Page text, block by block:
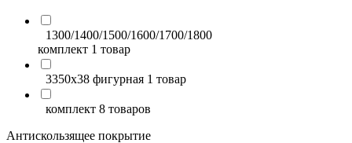
1300/1400/1500/1600/1700/1800
комплект 1 товар
3350x38 фигурная 1 товар
комплект 8 товаров
Антискользящее покрытие